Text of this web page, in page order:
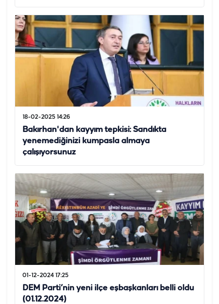
18-02-2025 14:26
Bakırhan'dan kayyım tepkisi: Sandıkta
yenemediğinizi kumpasla almaya
çalışıyorsunuz
01-12-2024 17:25
DEM Parti’nin yeni ilçe eşbaşkanları belli oldu
(01.12.2024)